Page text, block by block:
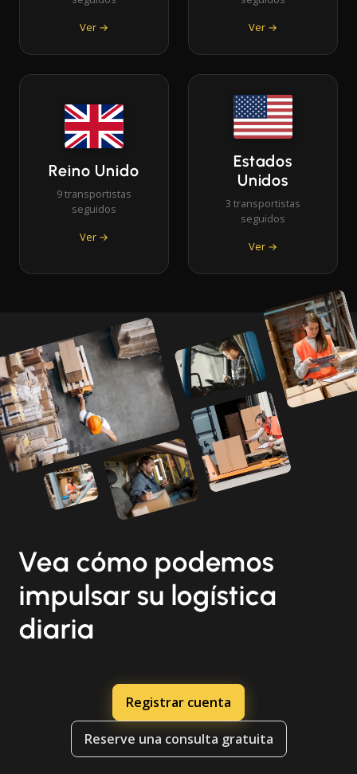
Ver →
Ver →
Reino Unido
9 transportistas
seguidos
Ver →
Estados
Unidos
3 transportistas
seguidos
Ver →
Vea cómo podemos
impulsar su logística
diaria
Registrar cuenta
Reserve una consulta gratuita